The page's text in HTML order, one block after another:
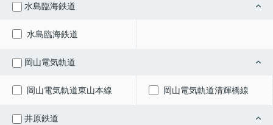
水島臨海鉄道
水島臨海鉄道
岡山電気軌道
岡山電気軌道東山本線 岡山電気軌道清輝橋線
井原鉄道